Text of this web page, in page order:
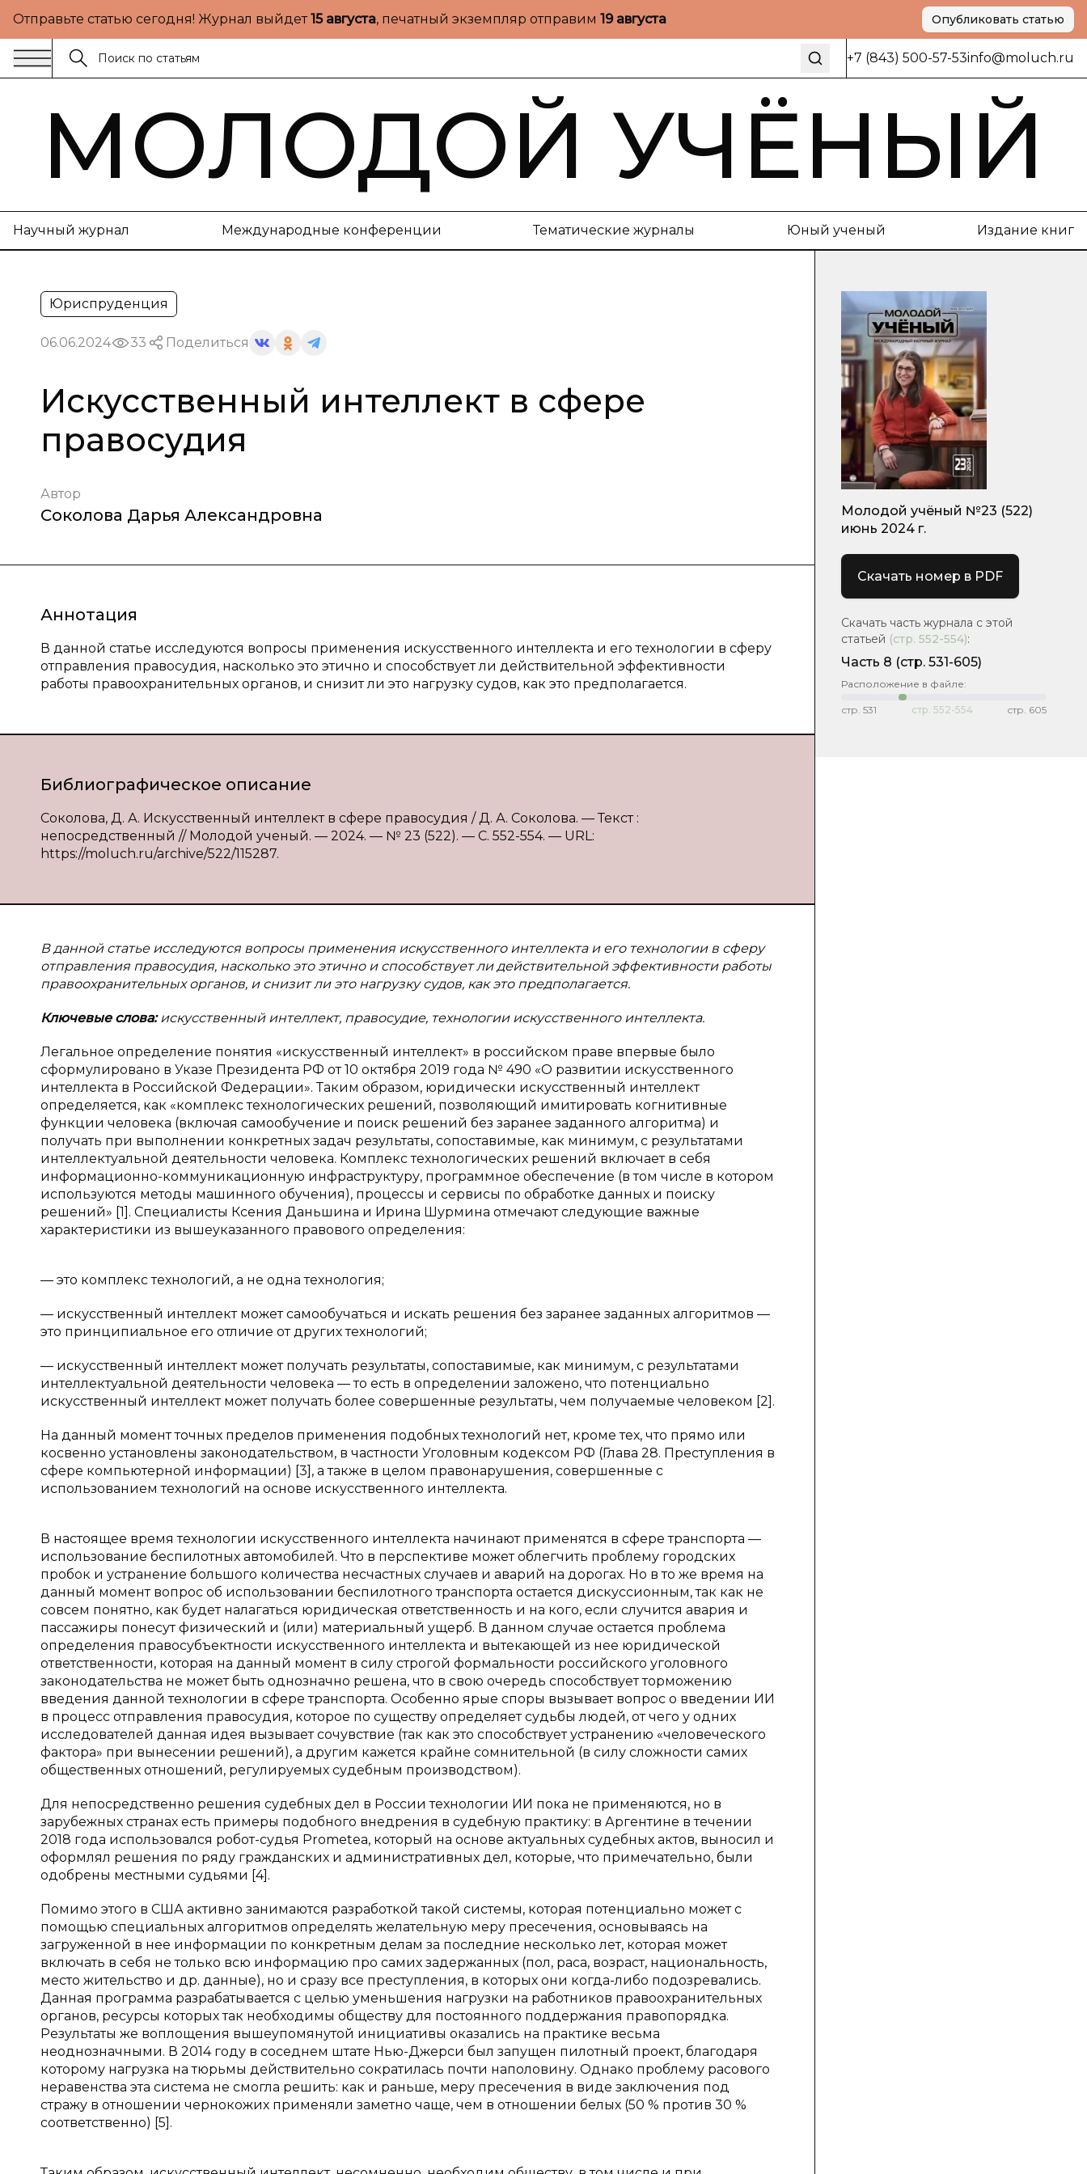
Отправьте статью сегодня! Журнал выйдет15 августа, печатный экземпляр отправим 19 августа Опубликовать статью
+7 (843) 500-57-53info@moluch.ru
МОЛОДОЙ УЧЁНЫЙ
Научный журнал Международные конференции Тематические журналы Юный ученый Издание книг
Юриспруденция
06.06.2024 33 Поделиться
Искусственный интеллект в сфере
правосудия
Автор
Соколова Дарья Александровна
Аннотация
В данной статье исследуются вопросы применения искусственного интеллекта и его технологии в сферу
отправления правосудия, насколько это этично и способствует ли действительной эффективности
работы правоохранительных органов, и снизит ли это нагрузку судов, как это предполагается.
Библиографическое описание
Соколова, Д. А. Искусственный интеллект в сфере правосудия / Д. А. Соколова. — Текст :
непосредственный // Молодой ученый. — 2024. — № 23 (522). — С. 552-554. — URL:
https://moluch.ru/archive/522/115287.
В данной статье исследуются вопросы применения искусственного интеллекта и его технологии в сферу
отправления правосудия, насколько это этично и способствует ли действительной эффективности работы
правоохранительных органов, и снизит ли это нагрузку судов, как это предполагается.
Ключевые слова:искусственный интеллект, правосудие, технологии искусственного интеллекта.
Легальное определение понятия «искусственный интеллект» в российском праве впервые было
сформулировано в Указе Президента РФ от 10 октября 2019 года № 490 «О развитии искусственного
интеллекта в Российской Федерации». Таким образом, юридически искусственный интеллект
определяется, как «комплекс технологических решений, позволяющий имитировать когнитивные
функции человека (включая самообучение и поиск решений без заранее заданного алгоритма) и
получать при выполнении конкретных задач результаты, сопоставимые, как минимум, с результатами
интеллектуальной деятельности человека. Комплекс технологических решений включает в себя
информационно-коммуникационную инфраструктуру, программное обеспечение (в том числе в котором
используются методы машинного обучения), процессы и сервисы по обработке данных и поиску
решений» [1]. Специалисты Ксения Даньшина и Ирина Шурмина отмечают следующие важные
характеристики из вышеуказанного правового определения:
— это комплекс технологий, а не одна технология;
— искусственный интеллект может самообучаться и искать решения без заранее заданных алгоритмов —
это принципиальное его отличие от других технологий;
— искусственный интеллект может получать результаты, сопоставимые, как минимум, с результатами
интеллектуальной деятельности человека — то есть в определении заложено, что потенциально
искусственный интеллект может получать более совершенные результаты, чем получаемые человеком [2].
На данный момент точных пределов применения подобных технологий нет, кроме тех, что прямо или
косвенно установлены законодательством, в частности Уголовным кодексом РФ (Глава 28. Преступления в
сфере компьютерной информации) [3], а также в целом правонарушения, совершенные с
использованием технологий на основе искусственного интеллекта.
В настоящее время технологии искусственного интеллекта начинают применятся в сфере транспорта —
использование беспилотных автомобилей. Что в перспективе может облегчить проблему городских
пробок и устранение большого количества несчастных случаев и аварий на дорогах. Но в то же время на
данный момент вопрос об использовании беспилотного транспорта остается дискуссионным, так как не
совсем понятно, как будет налагаться юридическая ответственность и на кого, если случится авария и
пассажиры понесут физический и (или) материальный ущерб. В данном случае остается проблема
определения правосубъектности искусственного интеллекта и вытекающей из нее юридической
ответственности, которая на данный момент в силу строгой формальности российского уголовного
законодательства не может быть однозначно решена, что в свою очередь способствует торможению
введения данной технологии в сфере транспорта. Особенно ярые споры вызывает вопрос о введении ИИ
в процесс отправления правосудия, которое по существу определяет судьбы людей, от чего у одних
исследователей данная идея вызывает сочувствие (так как это способствует устранению «человеческого
фактора» при вынесении решений), а другим кажется крайне сомнительной (в силу сложности самих
общественных отношений, регулируемых судебным производством).
Для непосредственно решения судебных дел в России технологии ИИ пока не применяются, но в
зарубежных странах есть примеры подобного внедрения в судебную практику: в Аргентине в течении
2018 года использовался робот-судья Prometea, который на основе актуальных судебных актов, выносил и
оформлял решения по ряду гражданских и административных дел, которые, что примечательно, были
одобрены местными судьями [4].
Помимо этого в США активно занимаются разработкой такой системы, которая потенциально может с
помощью специальных алгоритмов определять желательную меру пресечения, основываясь на
загруженной в нее информации по конкретным делам за последние несколько лет, которая может
включать в себя не только всю информацию про самих задержанных (пол, раса, возраст, национальность,
место жительство и др. данные), но и сразу все преступления, в которых они когда-либо подозревались.
Данная программа разрабатывается с целью уменьшения нагрузки на работников правоохранительных
органов, ресурсы которых так необходимы обществу для постоянного поддержания правопорядка.
Результаты же воплощения вышеупомянутой инициативы оказались на практике весьма
неоднозначными. В 2014 году в соседнем штате Нью-Джерси был запущен пилотный проект, благодаря
которому нагрузка на тюрьмы действительно сократилась почти наполовину. Однако проблему расового
неравенства эта система не смогла решить: как и раньше, меру пресечения в виде заключения под
стражу в отношении чернокожих применяли заметно чаще, чем в отношении белых (50 % против 30 %
соответственно) [5].
Молодой учёный №23 (522)
июнь 2024 г.
Скачать номер в PDF
Скачать часть журнала с этой
статьей (стр. 552-554):
Часть 8 (стр. 531-605)
Расположение в файле:
стр. 531 стр. 552-554 стр. 605